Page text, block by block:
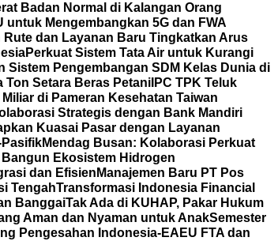
Badan Normal di Kalangan Orang
untuk Mengembangkan 5G dan FWA
Rute dan Layanan Baru Tingkatkan Arus
Perkuat Sistem Tata Air untuk Kurangi
Sistem Pengembangan SDM Kelas Dunia di
Ton Setara Beras Petani IPC TPK Teluk
di Pameran Kesehatan Taiwan
Strategis dengan Bank Mandiri
Kuasai Pasar dengan Layanan
Mendag Busan: Kolaborasi Perkuat
Ekosistem Hidrogen
dan Efisien Manajemen Baru PT Pos
TengahTransformasi Indonesia Financial
BanggaiTak Ada di KUHAP, Pakar Hukum
Aman dan Nyaman untuk AnakSemester
Pengesahan Indonesia-EAEU FTA dan